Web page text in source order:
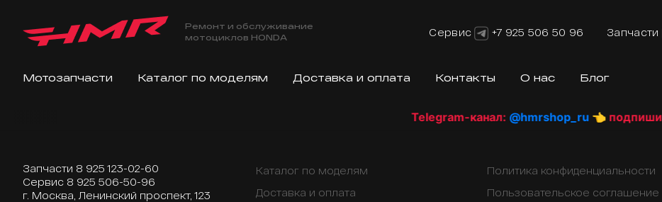
Ремонт и обслуживание
мотоциклов HONDA
Сервис +7 925 506 50 96 Запчасти
Мотозапчасти Каталог по моделям Доставка и оплата Контакты О нас Блог
Telegram-канал:@hmrshop_ru 👈
Запчасти 8 925 123-02-60
Сервис 8 925 506-50-96
г. Москва, Ленинский проспект, 123
Каталог по моделям
Доставка и оплата
Политика конфиденциальности
Пользовательское соглашение